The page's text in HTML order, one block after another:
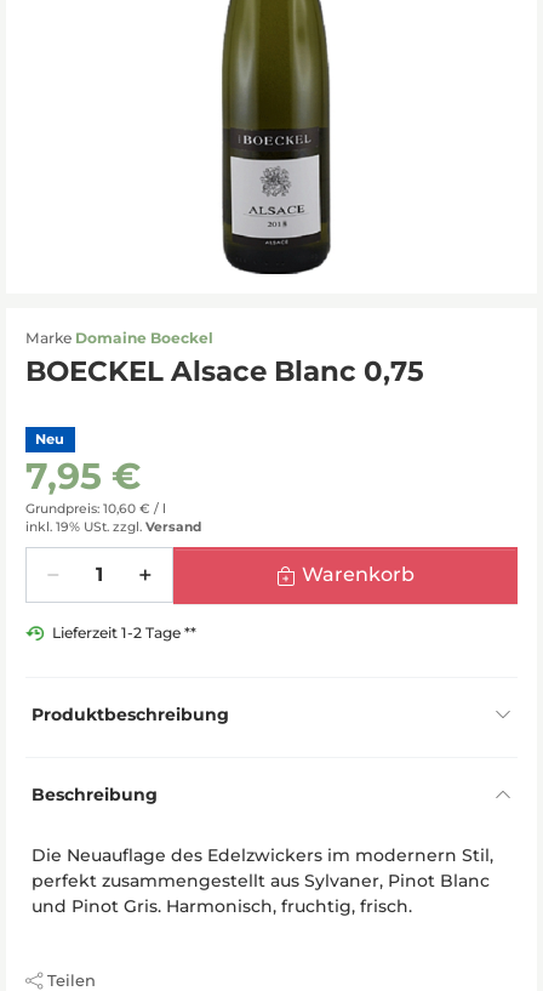
Marke Domaine Boeckel
BOECKEL Alsace Blanc 0,75
Neu
7,95 €
Grundpreis: 10,60 € / l
inkl. 19% USt. zzgl. Versand
Warenkorb
Lieferzeit 1-2 Tage **
Produktbeschreibung
Beschreibung
Die Neuauflage des Edelzwickers im modernern Stil,
perfekt zusammengestellt aus Sylvaner, Pinot Blanc
und Pinot Gris. Harmonisch, fruchtig, frisch.
Teilen